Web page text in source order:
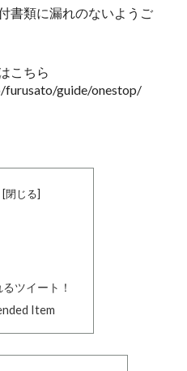
書類に漏れのないようご
こちら
furusato/guide/onestop/
ツイート！
Item